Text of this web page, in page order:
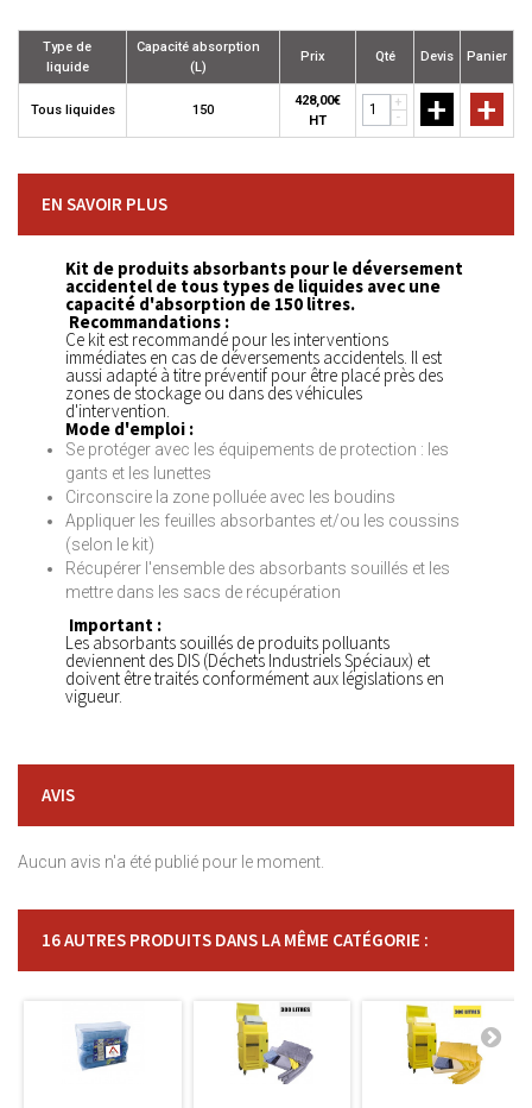
Type de
liquide
Capacité absorption
(L)
Prix Qté Devis Panier
Tous liquides 150
428,00€
HT
+
-
+ +
EN SAVOIR PLUS
Kit de produits absorbants pour le déversement
accidentel de tous types de liquides avec une
capacité d'absorption de 150 litres.
Recommandations :
Ce kit est recommandé pour les interventions
immédiates en cas de déversements accidentels. Il est
aussi adapté à titre préventif pour être placé près des
zones de stockage ou dans des véhicules
d'intervention.
Mode d'emploi :
Se protéger avec les équipements de protection : les
gants et les lunettes
Circonscire la zone polluée avec les boudins
Appliquer les feuilles absorbantes et/ou les coussins
(selon le kit)
Récupérer l'ensemble des absorbants souillés et les
mettre dans les sacs de récupération
Important :
Les absorbants souillés de produits polluants
deviennent des DIS (Déchets Industriels Spéciaux) et
doivent être traités conformément aux législations en
vigueur.
AVIS
Aucun avis n'a été publié pour le moment.
16 AUTRES PRODUITS DANS LA MÊME CATÉGORIE :